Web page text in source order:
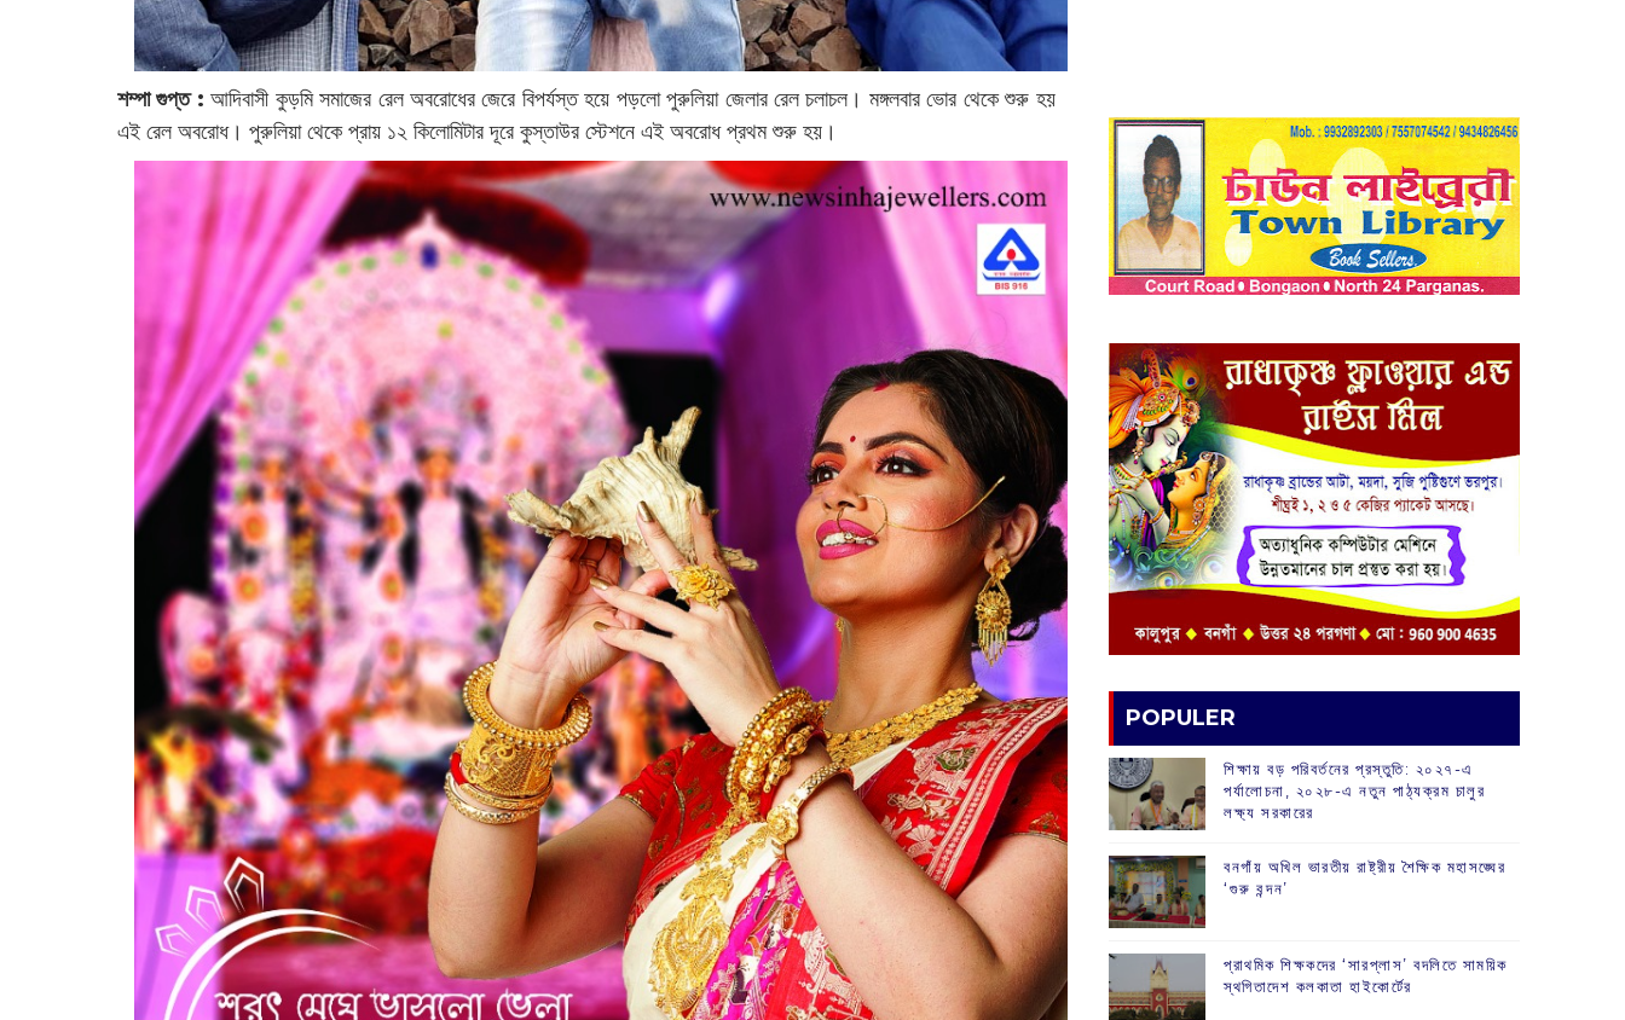
শম্পা গুপ্ত : আদিবাসী কুড়মি সমাজের রেল অবরোধের জেরে বিপর্যস্ত হয়ে পড়লো পুরুলিয়া জেলার রেল চলাচল। মঙ্গলবার ভোর থেকে শুরু হয়
এই রেল অবরোধ।‌ পুরুলিয়া থেকে প্রায় ১২ কিলোমিটার দূরে কুস্তাউর স্টেশনে এই অবরোধ প্রথম শুরু হয়।
POPULER
শিক্ষায় বড় পরিবর্তনের প্রস্তুতি: ২০২৭-এ
পর্যালোচনা, ২০২৮-এ নতুন পাঠ্যক্রম চালুর
লক্ষ্য সরকারের
বনগাঁয় অখিল ভারতীয় রাষ্ট্রীয় শৈক্ষিক মহাসঙ্ঘের
‘গুরু বন্দন’
প্রাথমিক শিক্ষকদের ‘সারপ্লাস’ বদলিতে সাময়িক
স্থগিতাদেশ কলকাতা হাইকোর্টের